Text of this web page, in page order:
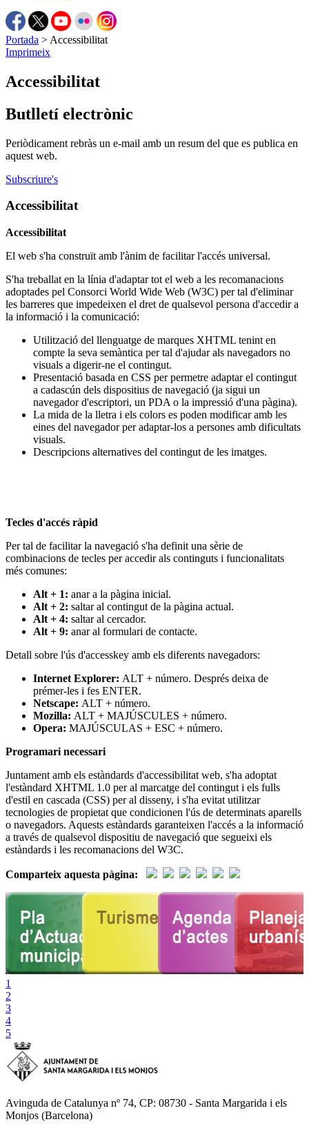
Portada > Accessibilitat
Imprimeix
Accessibilitat
Butlletí electrònic
Periòdicament rebràs un e-mail amb un resum del que es publica en
aquest web.
Subscriure's
Accessibilitat
Accessibilitat
El web s'ha construït amb l'ànim de facilitar l'accés universal.
S'ha treballat en la línia d'adaptar tot el web a les recomanacions
adoptades pel Consorci World Wide Web (W3C) per tal d'eliminar
les barreres que impedeixen el dret de qualsevol persona d'accedir a
la informació i la comunicació:
Utilització del llenguatge de marques XHTML tenint en
compte la seva semàntica per tal d'ajudar als navegadors no
visuals a digerir-ne el contingut.
Presentació basada en CSS per permetre adaptar el contingut
a cadascún dels dispositius de navegació (ja sigui un
navegador d'escriptori, un PDA o la impressió d'una pàgina).
La mida de la lletra i els colors es poden modificar amb les
eines del navegador per adaptar-los a persones amb dificultats
visuals.
Descripcions alternatives del contingut de les imatges.
Tecles d'accés ràpid
Per tal de facilitar la navegació s'ha definit una sèrie de
combinacions de tecles per accedir als continguts i funcionalitats
més comunes:
Alt + 1: anar a la pàgina inicial.
Alt + 2: saltar al contingut de la pàgina actual.
Alt + 4: saltar al cercador.
Alt + 9: anar al formulari de contacte.
Detall sobre l'ús d'accesskey amb els diferents navegadors:
Internet Explorer: ALT + número. Després deixa de
prémer-les i fes ENTER.
Netscape: ALT + número.
Mozilla: ALT + MAJÚSCULES + número.
Opera: MAJÚSCULAS + ESC + número.
Programari necessari
Juntament amb els estàndards d'accessibilitat web, s'ha adoptat
l'estàndard XHTML 1.0 per al marcatge del contingut i els fulls
d'estil en cascada (CSS) per al disseny, i s'ha evitat utilitzar
tecnologies de propietat que condicionen l'ús de determinats aparells
o navegadors. Aquests estàndards garanteixen l'accés a la informació
a través de qualsevol dispositiu de navegació que segueixi els
estàndards i les recomanacions del W3C.
Comparteix aquesta pàgina:
1
2
3
4
5
Avinguda de Catalunya nº 74, CP: 08730 - Santa Margarida i els
Monjos (Barcelona)